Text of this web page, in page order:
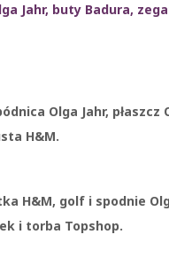
Jahr, buty Badura,
Olga Jahr, płaszcz
H&M.
H&M, golf i spodnie
i torba Topshop.